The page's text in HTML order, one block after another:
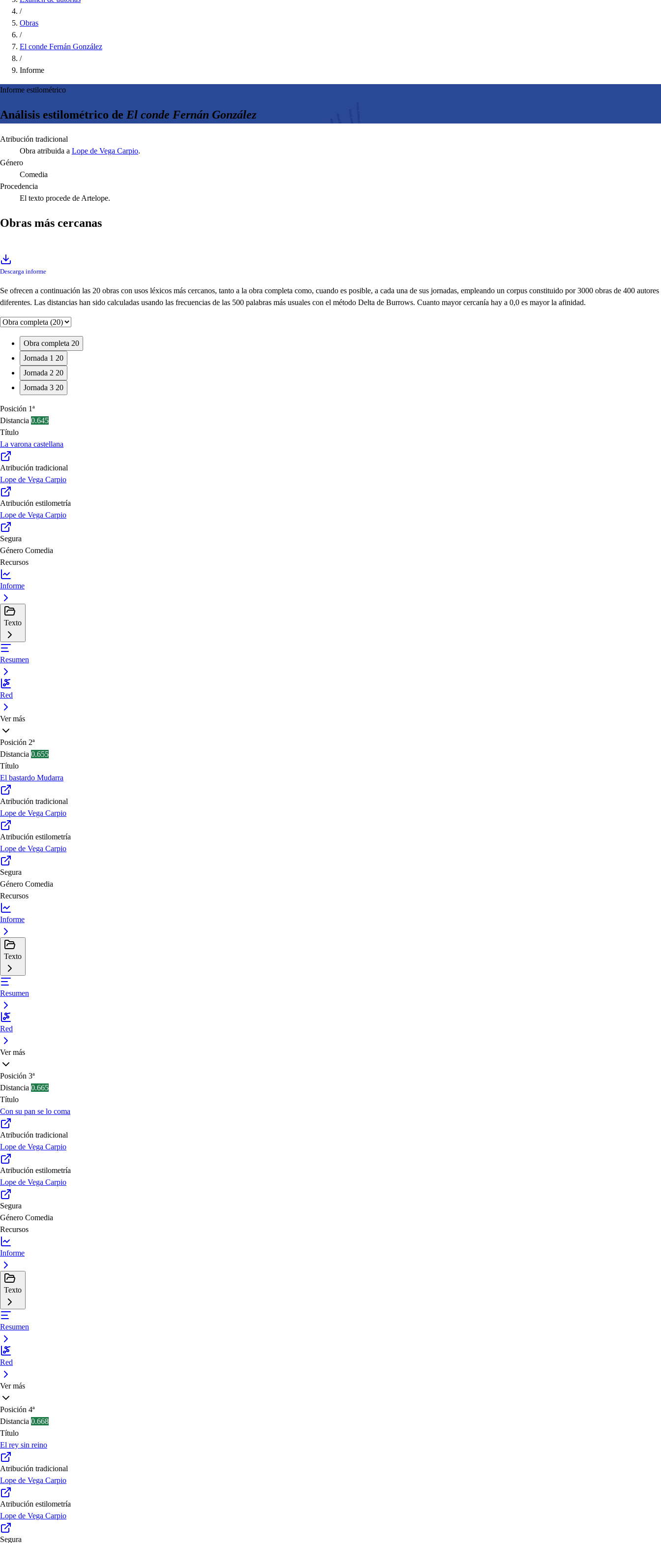
/
Obras
/
El conde Fernán González
/
Informe
Informe estilométrico
Análisis estilométrico de El conde Fernán González
Atribución tradicional
Obra atribuida a Lope de Vega Carpio.
Género
Comedia
Procedencia
El texto procede de Artelope.
Obras más cercanas
Descarga informe
Se ofrecen a continuación las 20 obras con usos léxicos más cercanos, tanto a la obra completa como, cuando es posible, a cada una de sus jornadas, empleando un corpus constituido por 3000 obras de 400 autores
diferentes. Las distancias han sido calculadas usando las frecuencias de las 500 palabras más usuales con el método Delta de Burrows. Cuanto mayor cercanía hay a 0,0 es mayor la afinidad.
Obra completa 20
Jornada 1 20
Jornada 2 20
Jornada 3 20
Posición 1ª
Distancia 0.645
Título
La varona castellana
Atribución tradicional
Lope de Vega Carpio
Atribución estilometría
Lope de Vega Carpio
Segura
Género Comedia
Recursos
Informe
Texto
Resumen
Red
Ver más
Posición 2ª
Distancia 0.655
Título
El bastardo Mudarra
Atribución tradicional
Lope de Vega Carpio
Atribución estilometría
Lope de Vega Carpio
Segura
Género Comedia
Recursos
Informe
Texto
Resumen
Red
Ver más
Posición 3ª
Distancia 0.665
Título
Con su pan se lo coma
Atribución tradicional
Lope de Vega Carpio
Atribución estilometría
Lope de Vega Carpio
Segura
Género Comedia
Recursos
Informe
Texto
Resumen
Red
Ver más
Posición 4ª
Distancia 0.668
Título
El rey sin reino
Atribución tradicional
Lope de Vega Carpio
Atribución estilometría
Lope de Vega Carpio
Segura